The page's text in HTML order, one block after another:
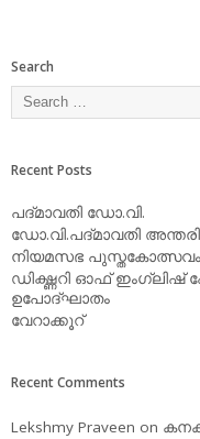
Search
Recent Posts
പദ്മാവതി ഡോ.വി.
ഡോ.വി.പദ്മാവതി
നിയമസഭ
ഡിക്ഷ്ണറി ഓഫ്
ഉപോദ്ഘാതം
വേറാക്കൂറ്
Recent Comments
Lekshmy Praveen on